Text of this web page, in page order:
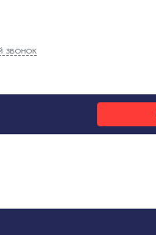
звонок